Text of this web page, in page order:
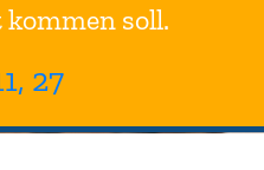
soll.
27